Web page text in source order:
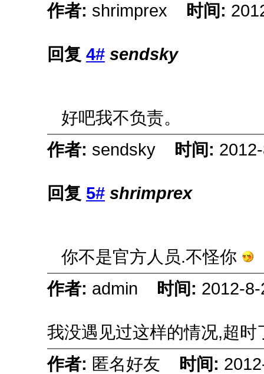
作者: shrimprex 时间:
回复 4# sendsky
好吧我不负责。
作者: sendsky 时间:
回复 5# shrimprex
你不是官方人员.不怪你
作者: admin 时间: 2012-
我没遇见过这样的情况,超
作者: 匿名好友 时间: